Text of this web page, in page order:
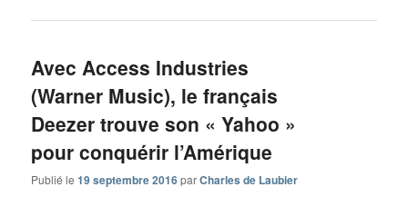
Avec Access Industries
(Warner Music), le français
Deezer trouve son « Yahoo »
pour conquérir l’Amérique
Publié le19 septembre 2016parCharles de Laubier